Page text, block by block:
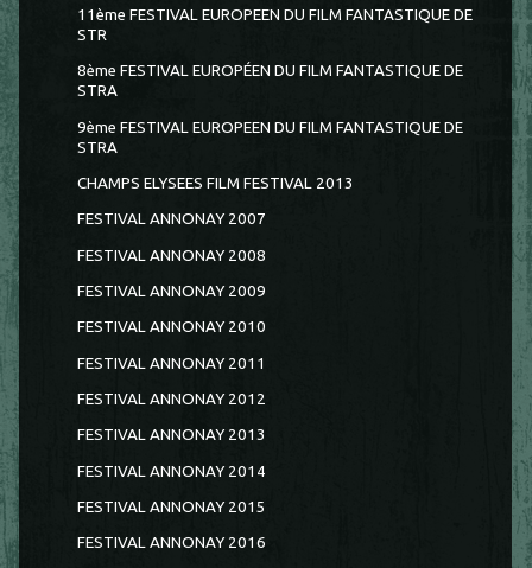
11ème FESTIVAL EUROPEEN DU FILM FANTASTIQUE DE
STR
8ème FESTIVAL EUROPÉEN DU FILM FANTASTIQUE DE
STRA
9ème FESTIVAL EUROPEEN DU FILM FANTASTIQUE DE
STRA
CHAMPS ELYSEES FILM FESTIVAL 2013
FESTIVAL ANNONAY 2007
FESTIVAL ANNONAY 2008
FESTIVAL ANNONAY 2009
FESTIVAL ANNONAY 2010
FESTIVAL ANNONAY 2011
FESTIVAL ANNONAY 2012
FESTIVAL ANNONAY 2013
FESTIVAL ANNONAY 2014
FESTIVAL ANNONAY 2015
FESTIVAL ANNONAY 2016